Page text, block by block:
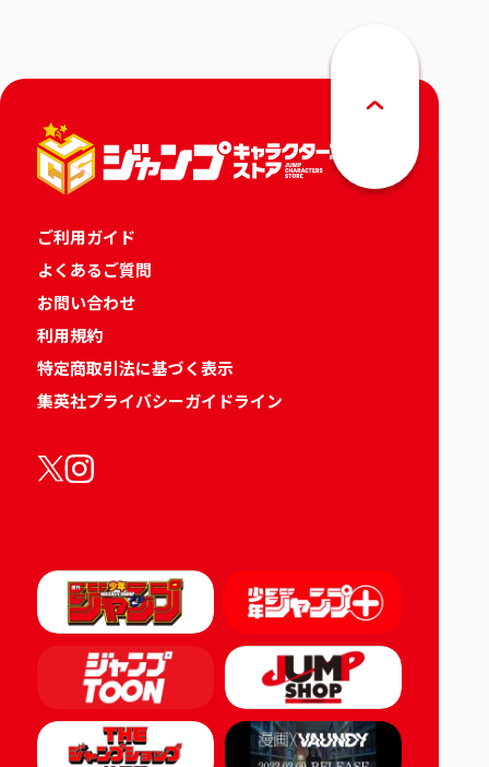
ご利用ガイド
よくあるご質問
お問い合わせ
利用規約
特定商取引法に基づく表示
集英社プライバシーガイドライン